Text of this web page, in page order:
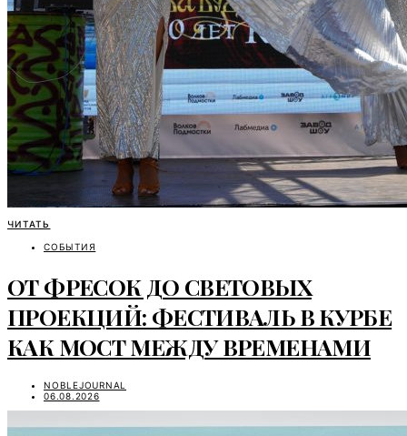
ЧИТАТЬ
СОБЫТИЯ
ОТ ФРЕСОК ДО СВЕТОВЫХ
ПРОЕКЦИЙ: ФЕСТИВАЛЬ В КУРБЕ
КАК МОСТ МЕЖДУ ВРЕМЕНАМИ
NOBLEJOURNAL
06.08.2026